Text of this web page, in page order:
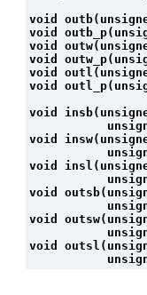
void
void
void
void
void
void
void
void
void
void
void
void